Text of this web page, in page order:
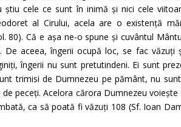
cele ce sunt în inimă și nici cele
al Cirului, acela are o existență
80). Că e așa ne-o spune și cuvântul
aceea, îngerii ocupă loc, se fac văzuți
îngerii nu sunt pretutindeni. Ei sunt
trimisi de Dumnezeu pe pământ, nu
peceți. Acelora cărora Dumnezeu
ca să poată fi văzuți 108 (Sf. Ioan